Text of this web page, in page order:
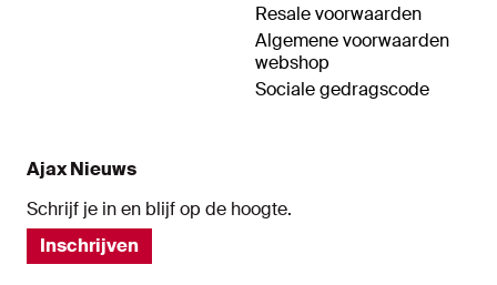
Resale voorwaarden
Algemene voorwaarden
webshop
Sociale gedragscode
Ajax Nieuws
Schrijf je in en blijf op de hoogte.
Inschrijven